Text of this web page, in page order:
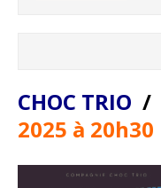
CHOC TRIO /
2025 à 20h30